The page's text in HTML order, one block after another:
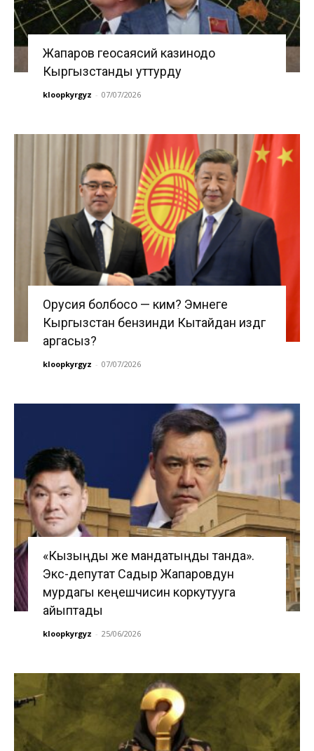
Жапаров геосаясий казинодо
Кыргызстанды уттурду
kloopkyrgyz - 07/07/2026
Орусия болбосо — ким? Эмнеге
Кыргызстан бензинди Кытайдан издөөгө
аргасыз?
kloopkyrgyz - 07/07/2026
«Кызыңды же мандатыңды танда».
Экс-депутат Садыр Жапаровдун
мурдагы кеңешчисин коркутууга
айыптады
kloopkyrgyz - 25/06/2026